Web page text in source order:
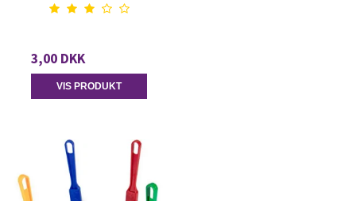
3,00 DKK
VIS PRODUKT